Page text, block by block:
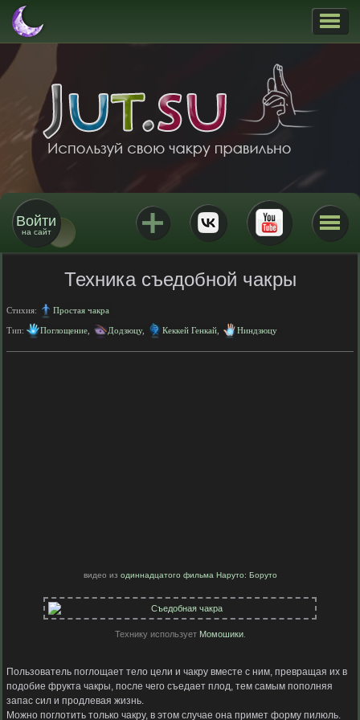
Войти
на сайт
Техника съедобной чакры
Стихия: Простая чакра
Тип: Поглощение Додзюцу, Кеккей Генкай Ниндзюцу
видео из одиннадцатого фильма Наруто: Боруто
Технику использует Момошики.
Пользователь поглощает тело цели и чакру вместе с ним, превращая их в
подобие фрукта чакры, после чего съедает плод, тем самым пополняя
запас сил и продлевая жизнь.
Можно поглотить только чакру, в этом случае она примет форму пилюль.